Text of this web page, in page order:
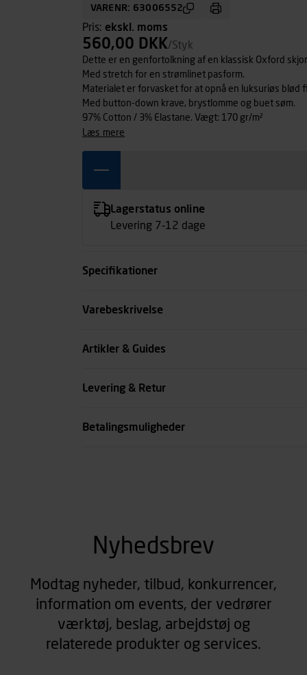
VARENR: 63006552
Pris: ekskl. moms
560,00 DKK/Styk
Dette er en genfortolkning af en klassisk Oxford
Med stretch for en strømlinet pasform.
Materialet er forvasket for at opnå en luksuriøs blød
Med button-down krave, brystlomme og buet søm.
97% Cotton / 3% Elastane. Vægt: 170 gr/m²
læs mere
Lagerstatus online
Levering 7-12 dage
Specifikationer
Størrelse
Varebeskrivelse
Artikler & Guides
Levering & Retur
Betalingsmuligheder
Nyhedsbrev
Modtag nyheder, tilbud, konkurrencer,
information om events, der vedrører
værktøj, beslag, arbejdstøj og
relaterede produkter og services.